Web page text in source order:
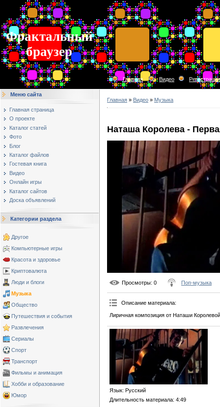
Фрактальный
браузер
Главная Видео Регистрация
Меню сайта
Главная страница
О проекте
Каталог статей
Фото
Блог
Каталог файлов
Гостевая книга
Видео
Онлайн игры
Каталог сайтов
Доска объявлений
Категории раздела
Другое
Компьютерные игры
Красота и здоровье
Криптовалюта
Люди и блоги
Музыка
Общество
Путешествия и события
Развлечения
Сериалы
Спорт
Транспорт
Фильмы и анимация
Хобби и образование
Юмор
Главная » Видео » Музыка
Наташа Королева -
Просмотры: 0 Поп-музыка
Описание материала:
Лиричная композиция от Наташи
Язык: Русский
Длительность материала: 4:49